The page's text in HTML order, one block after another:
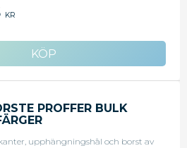
gör att när du dammar blir
& dammet sugs då in i vippan när
& har lång hållbarhet.
KR
PROFFER BULK
upphängningshål och borst av